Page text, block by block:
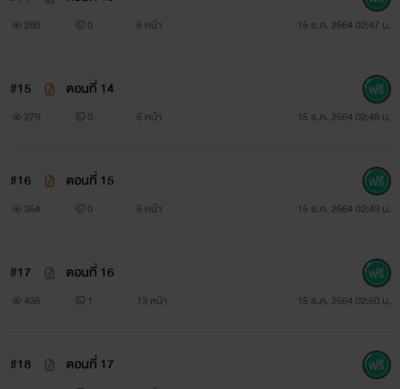
280 0 6 หน้า 15 ธ.ค. 2564 02:47 น.
#15 ตอนที่ 14
279 0 5 หน้า 15 ธ.ค. 2564 02:48 น.
#16 ตอนที่ 15
354 0 5 หน้า 15 ธ.ค. 2564 02:49 น.
#17 ตอนที่ 16
435 1 13 หน้า 15 ธ.ค. 2564 02:50 น.
#18 ตอนที่ 17